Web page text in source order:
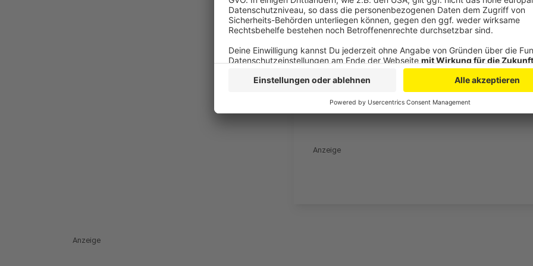
Anzeige
Josefine Paul im Interview mit José Narciandi
Anzeige
Anzeige